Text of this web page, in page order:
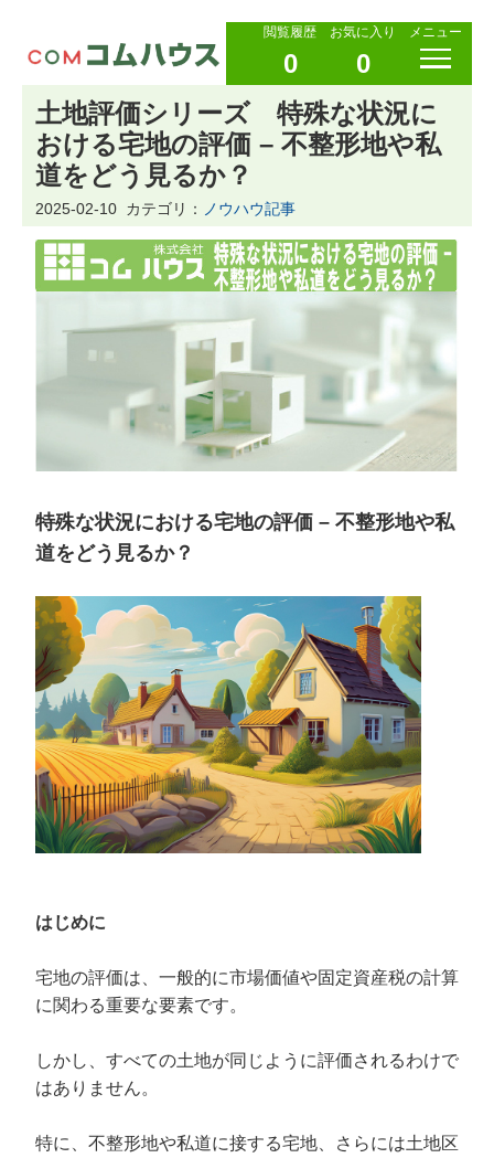
閲覧履歴
0
お気に入り
0
メニュー
土地評価シリーズ 特殊な状況に
おける宅地の評価 – 不整形地や私
道をどう見るか？
2025-02-10 カテゴリ： ノウハウ記事
特殊な状況における宅地の評価 – 不整形地や私
道をどう見るか？
はじめに
宅地の評価は、一般的に市場価値や固定資産税の計算
に関わる重要な要素です。
しかし、すべての土地が同じように評価されるわけで
はありません。
特に、不整形地や私道に接する宅地、さらには土地区